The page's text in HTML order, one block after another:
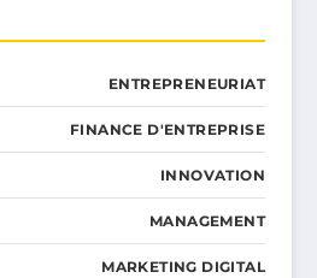
ENTREPRENEURIAT
FINANCE D'ENTREPRISE
INNOVATION
MANAGEMENT
MARKETING DIGITAL